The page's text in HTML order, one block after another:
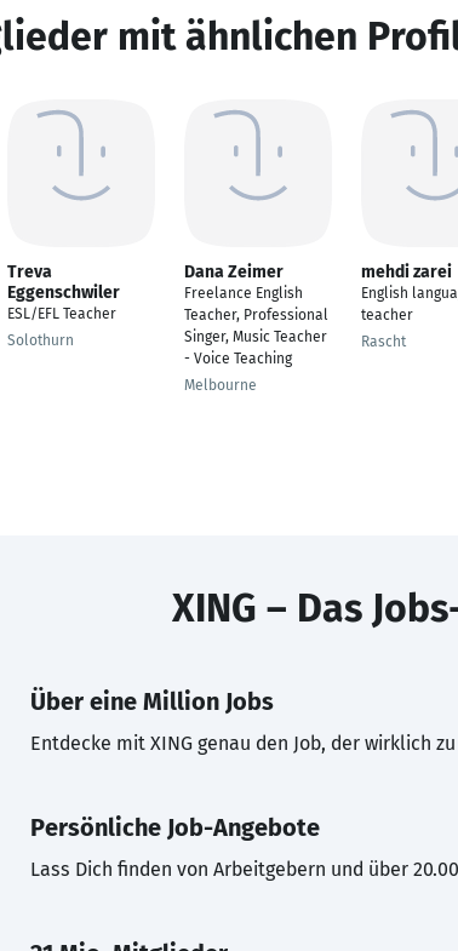
mit ähnlichen
Treva
Eggenschwiler
ESL/EFL Teacher
Solothurn
Dana Zeimer
Freelance English
Teacher, Professional
Singer, Music Teacher
- Voice Teaching
Melbourne
mehdi zarei
English
teacher
Rascht
XING – Das
Über eine Million Jobs
Entdecke mit XING genau den Job, der wirklich
Persönliche Job-Angebote
Lass Dich finden von Arbeitgebern und über